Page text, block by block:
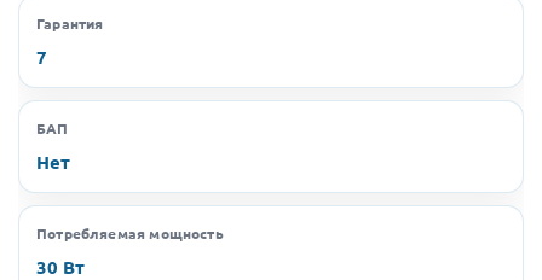
Гарантия
7
БАП
Нет
Потребляемая мощность
30 Вт